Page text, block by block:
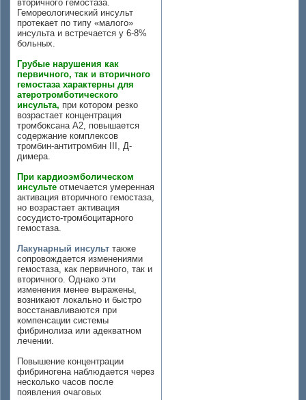
вторичного гемостаза.
Гемореологический инсульт
протекает по типу «малого»
инсульта и встречается у 6-8%
больных.
Грубые нарушения как
первичного, так и вторичного
гемостаза характерны для
атеротромботического
инсульта, при котором резко
возрастает концентрация
тромбоксана А2, повышается
содержание комплексов
тромбин-антитромбин III, Д-
димера.
При кардиоэмболическом
инсульте отмечается умеренная
активация вторичного гемостаза,
но возрастает активация
сосудисто-тромбоцитарного
гемостаза.
Лакунарный инсульт также
сопровождается изменениями
гемостаза, как первичного, так и
вторичного. Однако эти
изменения менее выражены,
возникают локально и быстро
восстанавливаются при
компенсации системы
фибринолиза или адекватном
лечении.
Повышение концентрации
фибриногена наблюдается через
несколько часов после
появления очаговых